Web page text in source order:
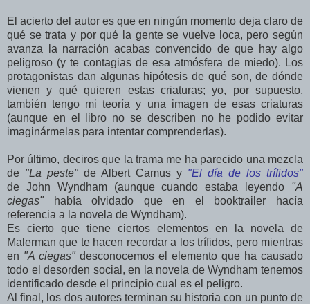
El acierto del autor es que en ningún momento deja claro de
qué se trata y por qué la gente se vuelve loca, pero según
avanza la narración acabas convencido de que hay algo
peligroso (y te contagias de esa atmósfera de miedo). Los
protagonistas dan algunas hipótesis de qué son, de dónde
vienen y qué quieren estas criaturas; yo, por supuesto,
también tengo mi teoría y una imagen de esas criaturas
(aunque en el libro no se describen no he podido evitar
imaginármelas para intentar comprenderlas).
Por último, deciros que la trama me ha parecido una mezcla
de "La peste" de Albert Camus y "El día de los trífidos"
de John Wyndham (aunque cuando estaba leyendo "A
ciegas" había olvidado que en el booktrailer hacía
referencia a la novela de Wyndham).
Es cierto que tiene ciertos elementos en la novela de
Malerman que te hacen recordar a los trífidos, pero mientras
en "A ciegas" desconocemos el elemento que ha causado
todo el desorden social, en la novela de Wyndham tenemos
identificado desde el principio cual es el peligro.
Al final, los dos autores terminan su historia con un punto de